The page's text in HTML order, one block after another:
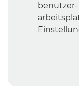
benutzer-